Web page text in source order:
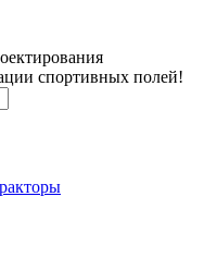
спортивных полей!